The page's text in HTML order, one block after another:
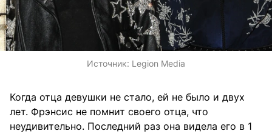
Источник: Legion Media
Когда отца девушки не стало, ей не было и двух
лет. Фрэнсис не помнит своего отца, что
неудивительно. Последний раз она видела его в 1